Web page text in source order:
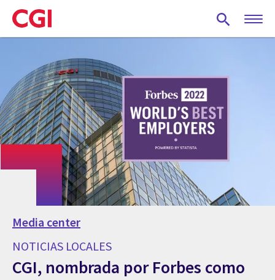
Skip
to
main
Media center
NOTICIAS LOCALES
CGI, nombrada por Forbes como